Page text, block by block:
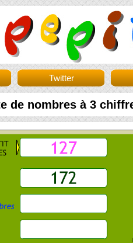
Twitter
de nombres à 3